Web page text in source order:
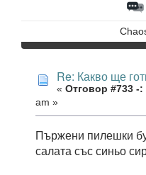
Re: Какво ще
« Отговор #733 -:
am »
Пържени пилешки
салата със синьо